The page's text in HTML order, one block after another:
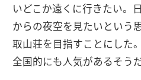
いどこか遠くに行きたい。
からの夜空を見たいという
取山荘を目指すことにした
全国的にも人気があるそうだ